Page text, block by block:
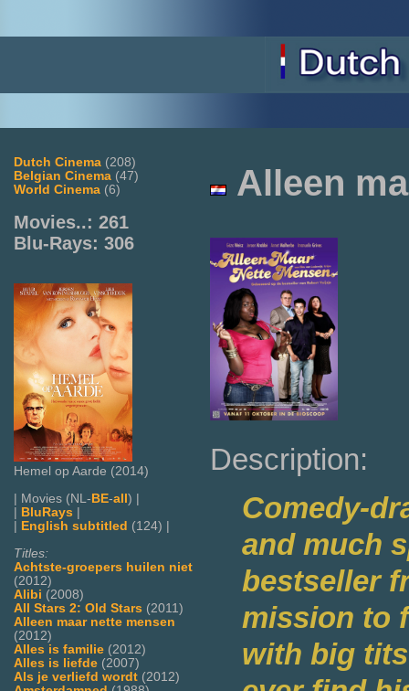
Dutch Cinema (208)
Belgian Cinema (47)
World Cinema (6)
Movies..: 261
Blu-Rays: 306
Hemel op Aarde (2014)
| Movies (NL- BE-all ) |
BluRays
English subtitled (124) |
Titles:
Achtste-groepers huilen niet
(2012)
Alibi (2008)
All Stars 2: Old Stars (2011)
Alleen maar nette mensen
(2012)
Alles is familie (2012)
Alles is liefde (2007)
Als je verliefd wordt (2012)
Alleen
Description:
Comedy-
and much
bestseller
mission to
with big